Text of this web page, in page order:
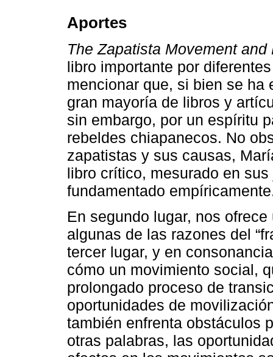
Aportes
The Zapatista Movement
libro importante por
mencionar que, si bien se ha
gran mayoría de libros y
sin embargo, por un espíritu
rebeldes chiapanecos. No
zapatistas y sus causas,
libro crítico, mesurado en
fundamentado
En segundo lugar, nos
algunas de las razones del
tercer lugar, y en
cómo un movimiento social,
prolongado proceso de
oportunidades de
también enfrenta obstáculos
otras palabras, las